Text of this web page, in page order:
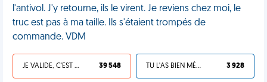
l'antivol. J'y retourne, ils le virent. Je reviens chez moi, le
truc est pas à ma taille. Ils s'étaient trompés de
commande. VDM
JE VALIDE, C'EST UNE VDM 39 548 TU L'AS BIEN MÉRITÉ 3 928